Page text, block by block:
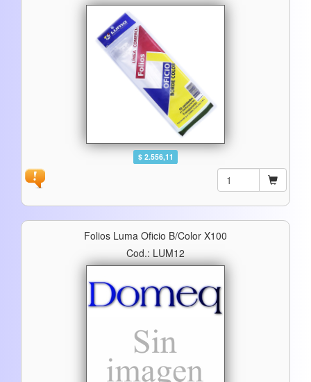
$ 2.556,11
Folios Luma Oficio B/color X100
Cod.: LUM12